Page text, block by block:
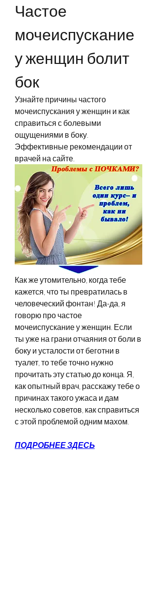
Частое
мочеиспускание
у женщин болит
бок
Узнайте причины частого
мочеиспускания у женщин и как
справиться с болевыми
ощущениями в боку.
Эффективные рекомендации от
врачей на сайте.
Как же утомительно, когда тебе
кажется, что ты превратилась в
человеческий фонтан! Да-да, я
говорю про частое
мочеиспускание у женщин. Если
ты уже на грани отчаяния от боли в
боку и усталости от беготни в
туалет, то тебе точно нужно
прочитать эту статью до конца. Я,
как опытный врач, расскажу тебе о
причинах такого ужаса и дам
несколько советов, как справиться
с этой проблемой одним махом.
ПОДРОБНЕЕ ЗДЕСЬ